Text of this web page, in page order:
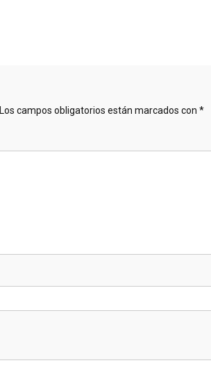
Los campos obligatorios están marcados con *